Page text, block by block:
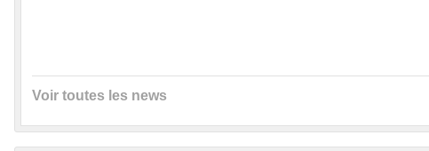
Voir toutes les news